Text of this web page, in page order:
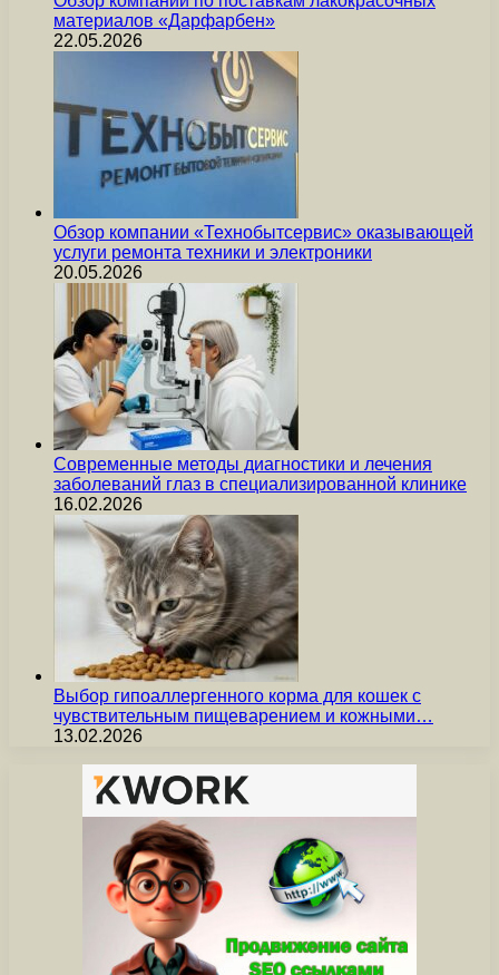
материалов «Дарфарбен»
22.05.2026
Обзор компании «Технобытсервис» оказывающей
услуги ремонта техники и электроники
20.05.2026
Современные методы диагностики и лечения
заболеваний глаз в специализированной клинике
16.02.2026
Выбор гипоаллергенного корма для кошек с
чувствительным пищеварением и кожными…
13.02.2026